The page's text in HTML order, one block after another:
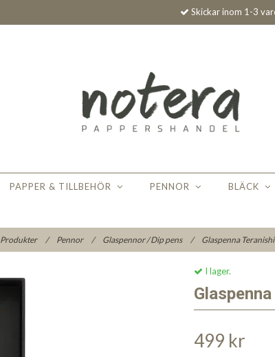
Skickar inom 1-3
PAPPER & TILLBEHÖR PENNOR BLÄCK
Produkter / Pennor / Glaspennor / Dip pens / Glaspenna
I lager.
499 kr